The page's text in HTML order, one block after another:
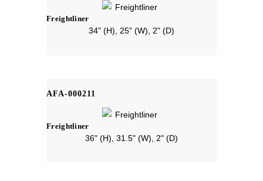
Freightliner
34" (H), 25" (W), 2" (D)
AFA-000211
Freightliner
36" (H), 31.5" (W), 2" (D)